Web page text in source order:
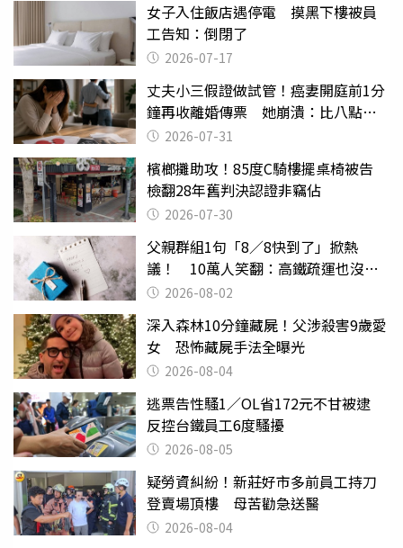
女子入住飯店遇停電 摸黑下樓被員
工告知：倒閉了
2026-07-17
丈夫小三假證做試管！癌妻開庭前1分
鐘再收離婚傳票 她崩潰：比八點檔
還扯2026-07-31
檳榔攤助攻！85度C騎樓擺桌椅被告
檢翻28年舊判決認證非竊佔
2026-07-30
父親群組1句「8／8快到了」掀熱
議！ 10萬人笑翻：高鐵疏運也沒列
父親節
2026-08-02
深入森林10分鐘藏屍！父涉殺害9歲愛
女 恐怖藏屍手法全曝光
2026-08-04
逃票告性騷1／OL省172元不甘被逮
反控台鐵員工6度騷擾
2026-08-05
疑勞資糾紛！新莊好市多前員工持刀
登賣場頂樓 母苦勸急送醫
2026-08-04